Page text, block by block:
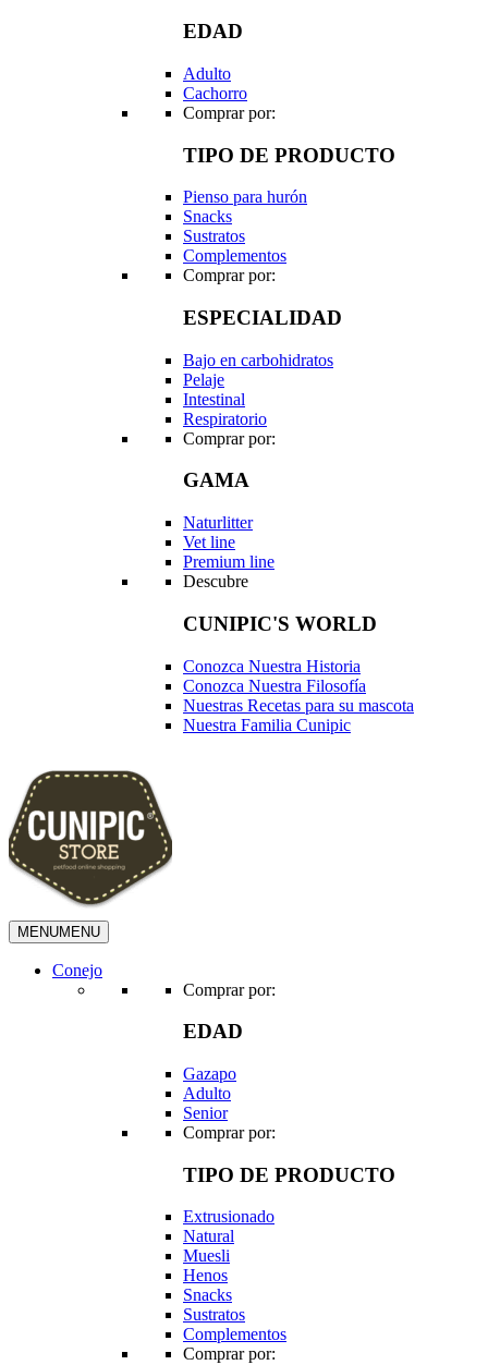
EDAD
Adulto
Cachorro
Comprar por:
TIPO DE PRODUCTO
Pienso para hurón
Snacks
Sustratos
Complementos
Comprar por:
ESPECIALIDAD
Bajo en carbohidratos
Pelaje
Intestinal
Respiratorio
Comprar por:
GAMA
Naturlitter
Vet line
Premium line
Descubre
CUNIPIC'S WORLD
Conozca Nuestra Historia
Conozca Nuestra Filosofía
Nuestras Recetas para su mascota
Nuestra Familia Cunipic
MENUMENU
Conejo
Comprar por:
EDAD
Gazapo
Adulto
Senior
Comprar por:
TIPO DE PRODUCTO
Extrusionado
Natural
Muesli
Henos
Snacks
Sustratos
Complementos
Comprar por: